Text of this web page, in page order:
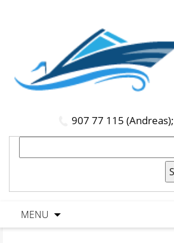
907 77 115 (Andreas);
MENU